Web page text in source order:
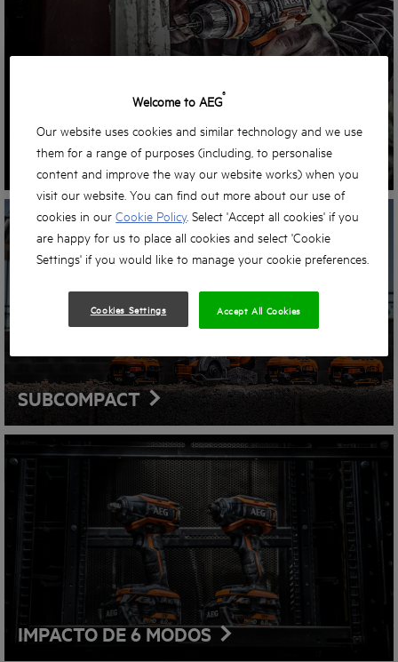
TECNOLOGÍA BRUSHLESS
SUBCOMPACT
IMPACTO DE 6 MODOS
Welcome to AEG®
Our website uses cookies and similar technology and we use
them for a range of purposes (including, to personalise
content and improve the way our website works) when you
visit our website. You can find out more about our use of
cookies in ourCookie Policy. Select 'Accept all cookies' if you
are happy for us to place all cookies and select 'Cookie
Settings' if you would like to manage your cookie preferences.
Cookies Settings Accept All Cookies